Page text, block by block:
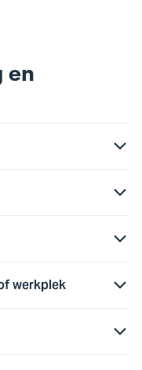
en
werkplek